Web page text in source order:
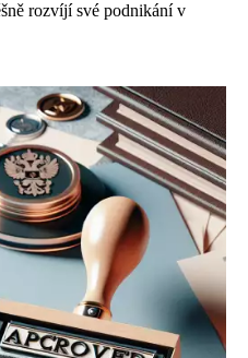
rozvíjí své podnikání v